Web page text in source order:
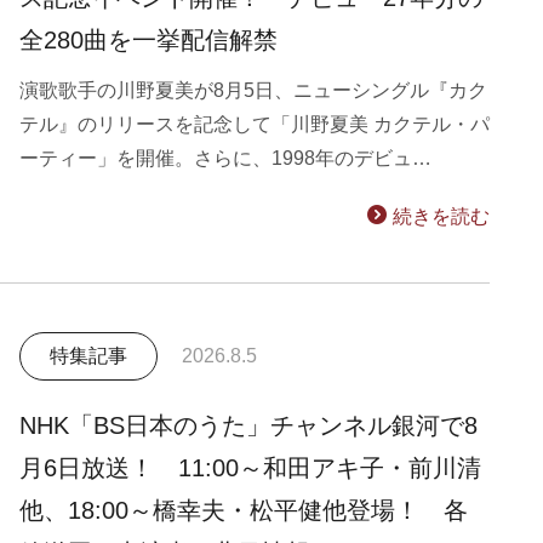
全280曲を一挙配信解禁
演歌歌手の川野夏美が8月5日、ニューシングル『カク
テル』のリリースを記念して「川野夏美 カクテル・パ
ーティー」を開催。さらに、1998年のデビュ…
続きを読む
特集記事 2026.8.5
NHK「BS日本のうた」チャンネル銀河で8
月6日放送！ 11:00～和田アキ子・前川清
他、18:00～橋幸夫・松平健他登場！ 各